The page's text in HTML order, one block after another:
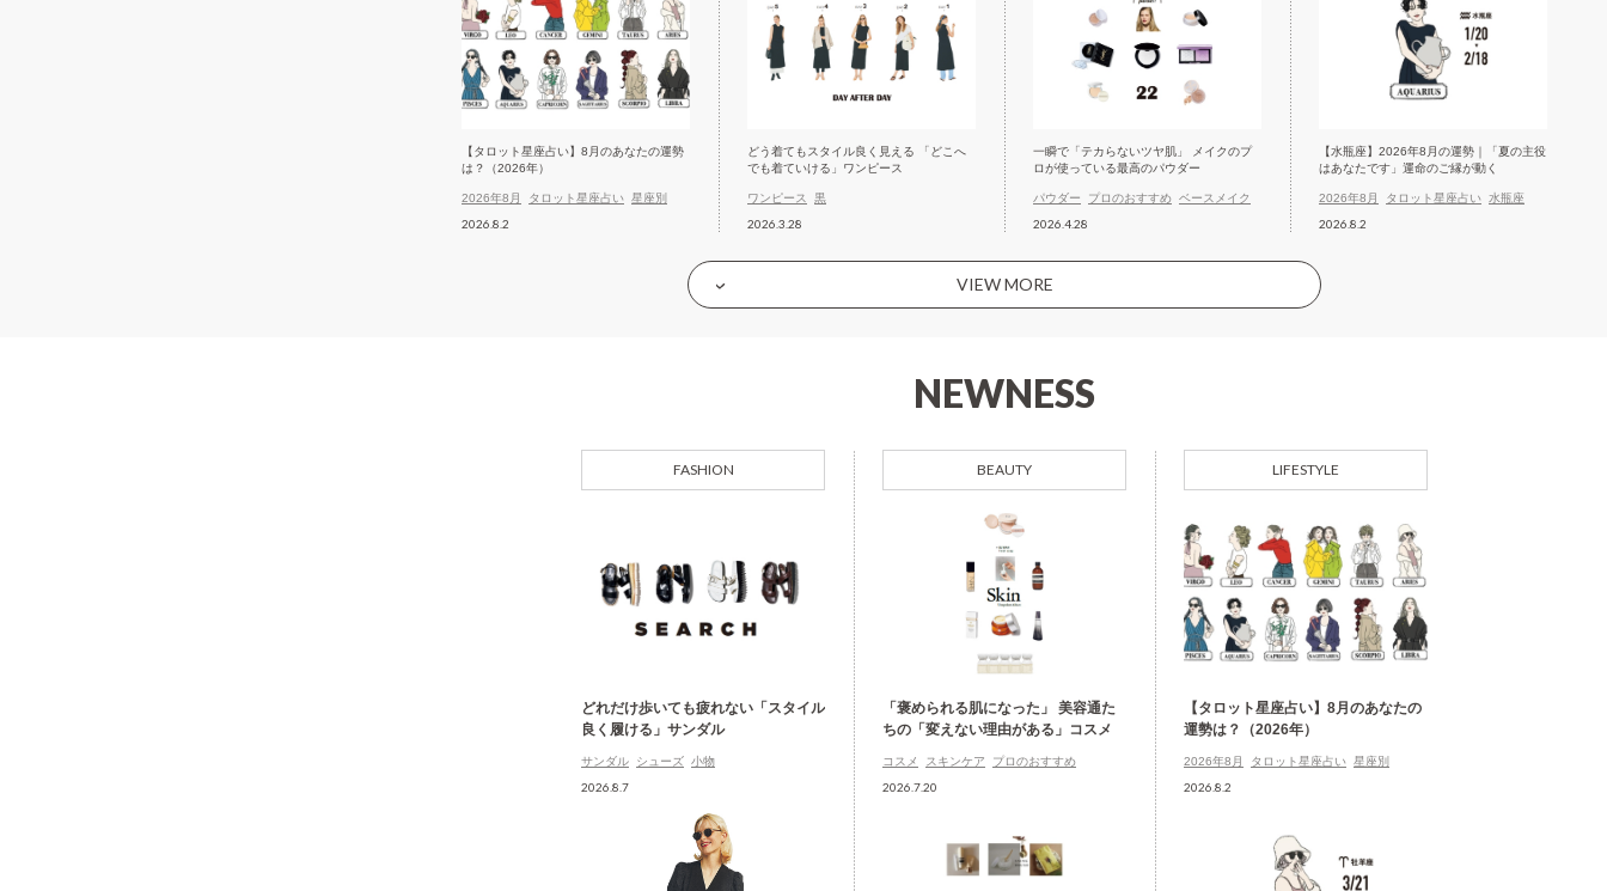
【タロット星座占い】8月のあなたの運勢
は？（2026年）
2026年8月 タロット星座占い 星座別
2026.8.2
どう着てもスタイル良く見える 「どこへ
でも着ていける」ワンピース
ワンピース 黒
2026.3.28
一瞬で「テカらないツヤ肌」 メイクのプ
ロが使っている最高のパウダー
パウダー プロのおすすめ ベースメイク
2026.4.28
【水瓶座】2026年8月の運勢｜「夏の主役
はあなたです」運命のご縁が動く
2026年8月 タロット星座占い 水瓶座
2026.8.2
VIEW MORE
NEWNESS
FASHION
どれだけ歩いても疲れない「スタイル
良く履ける」サンダル
サンダル シューズ 小物
2026.8.7
BEAUTY
「褒められる肌になった」 美容通た
ちの「変えない理由がある」コスメ
コスメ スキンケア プロのおすすめ
2026.7.20
LIFESTYLE
【タロット星座占い】8月のあなたの
運勢は？（2026年）
2026年8月 タロット星座占い 星座別
2026.8.2